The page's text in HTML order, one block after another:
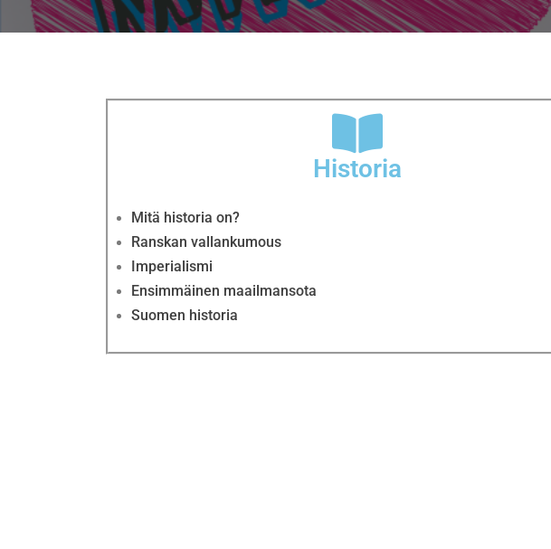
Historia
Mitä historia on?
Ranskan vallankumous
Imperialismi
Ensimmäinen maailmansota
Suomen historia